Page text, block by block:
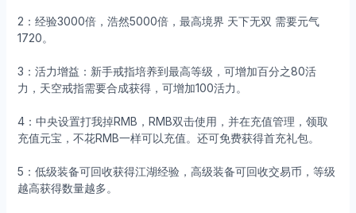
2：经验3000倍，浩然5000倍，最高境界 天下无双 需要元气
1720。
3：活力增益：新手戒指培养到最高等级，可增加百分之80活
力，天空戒指需要合成获得，可增加100活力。
4：中央设置打我掉RMB，RMB双击使用，并在充值管理，领取
充值元宝，不花RMB一样可以充值。还可免费获得首充礼包。
5：低级装备可回收获得江湖经验，高级装备可回收交易币，等级
越高获得数量越多。